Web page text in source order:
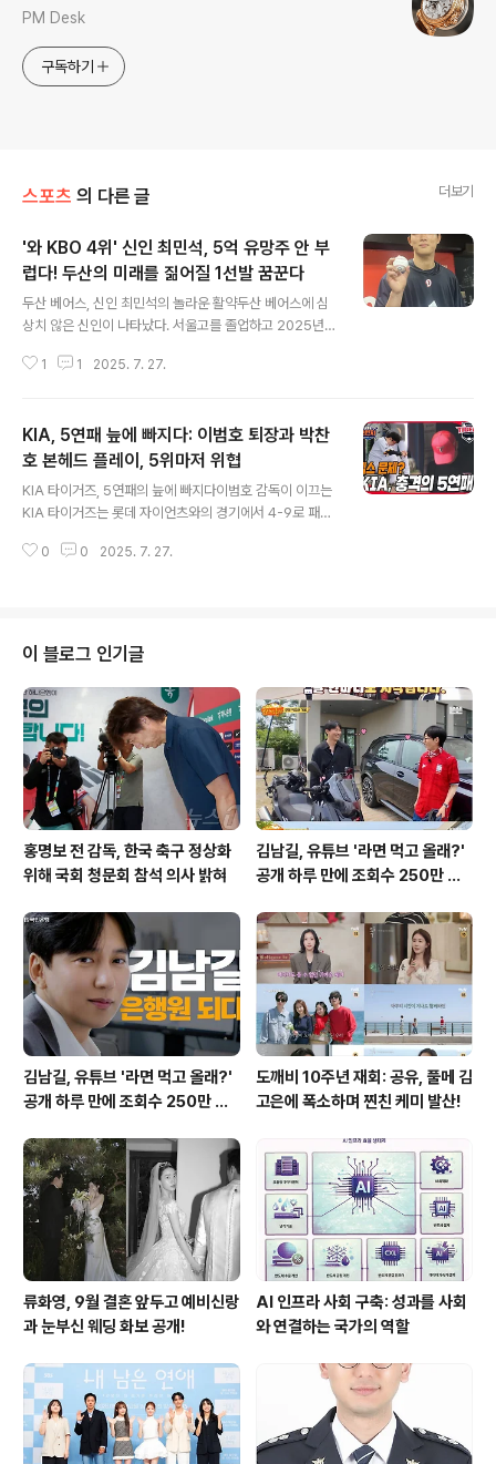
PM Desk
구독하기
스포츠 의 다른 글 더보기
'와 KBO 4위' 신인 최민석, 5억 유망주 안 부
럽다! 두산의 미래를 짊어질 1선발 꿈꾼다
두산 베어스, 신인 최민석의 놀라운 활약두산 베어스에 심
상치 않은 신인이 나타났다. 서울고를 졸업하고 2025년
최민석이다. 데뷔 시즌부터 1군에서 선발 한 자리를 꿰차며
다. 정말 단순하게 우리 투수들 가운데 자기 공을 제일 잘
믿고 던지는 투수가 아닐까 싶을 정도다. 상대 타자는 상관
없는 것 같다. 본인 공이 더 중요한 것 같다. 그런 면이 좋게
보이고, 결과도 잘 나오고 있지 않나 생각한다"며 엄지를
들었다. 투심패스트볼, 최민석 성공의 열쇠최민석이 던지
는 가장 가치 있는 구종은 투심패스트볼이다. 최민석의 투
1 1 2025. 7. 27.
KIA, 5연패 늪에 빠지다: 이범호 퇴장과 박찬
호 본헤드 플레이, 5위마저 위협
KIA 타이거즈, 5연패의 늪에 빠지다이범호 감독이 이끄는
KIA 타이거즈는 롯데 자이언츠와의 경기에서 4-9로 패배
경기 막판에는 본헤드 플레이까지 나오면서 어려운 경기를
하며 어려운 경기를 예고했습니다. 수비 방해 논란과 이범
호 감독의 퇴장6회말 롯데 공격에서 황성빈의 기습 번트
때 3루까지 진루를 허용하는 과정에서 수비 방해 논란이
발생했습니다. 함지웅 3루심은 KIA 3루수 패트릭 위즈덤
의 수비 방해를 선언했고, 비디오 판독 결과도 번복되지 않
았습니다. 이범호 ..
0 0 2025. 7. 27.
이 블로그 인기글
홍명보 전 감독, 한국 축구 정상화
위해 국회 청문회 참석 의사 밝혀
김남길, 유튜브 '라면 먹고 올래?'
공개 하루 만에 조회수 250만 돌
김남길, 유튜브 '라면 먹고 올래?'
공개 하루 만에 조회수 250만 돌
도깨비 10주년 재회: 공유, 풀메 김
고은에 폭소하며 찐친 케미 발산!
류화영, 9월 결혼 앞두고 예비신랑
과 눈부신 웨딩 화보 공개!
AI 인프라 사회 구축: 성과를 사회
와 연결하는 국가의 역할